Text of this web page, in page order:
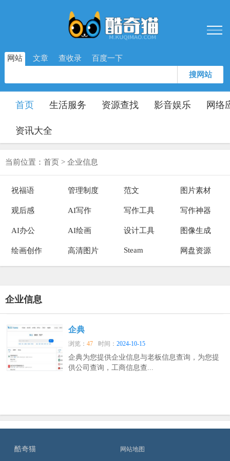
网站 文章 查收录 百度一下
搜网站
首页 生活服务 资源查找 影音娱乐 网络
资讯大全
当前位置： 首页 > 企业信息
祝福语 管理制度 范文 图片素材
观后感 AI写作 写作工具 写作神器
AI办公 AI绘画 设计工具 图像生成
绘画创作 高清图片 Steam 网盘资源
企业信息
企典
浏览：47 时间：2024-10-15
企典为您提供企业信息与老板信息查询，为您提
供公司查询，工商信息查...
酷奇猫 网站地图